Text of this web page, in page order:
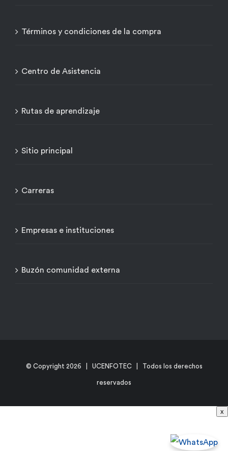
Términos y condiciones de la compra
Centro de Asistencia
Rutas de aprendizaje
Sitio principal
Carreras
Empresas e instituciones
Buzón comunidad externa
© Copyright 2026 | UCENFOTEC | Todos los derechos
reservados
x